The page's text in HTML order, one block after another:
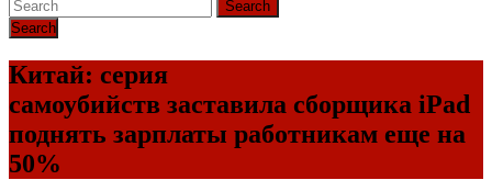
Search
Китай: серия
самоубийств заставила сборщика iPad
поднять зарплаты работникам еще на
50%